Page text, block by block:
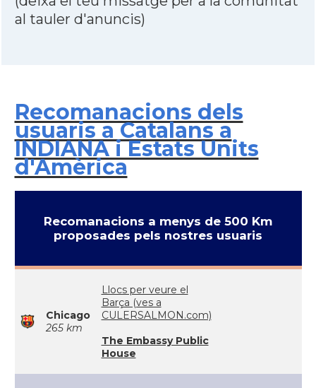
al tauler d'anuncis)
Recomanacions dels
usuaris a Catalans a
INDIANA i Estats Units
d'Amèrica
Recomanacions a menys de 500 Km
proposades pels nostres usuaris
Chicago
265 km
Llocs per veure el
Barça (ves a
CULERSALMON.com)
The Embassy Public
House